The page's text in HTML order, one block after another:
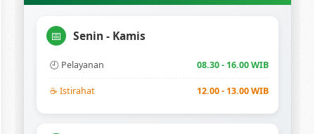
📅 Senin - Kamis
🕘 Pelayanan 08.30 - 16.00 WIB
☕ Istirahat 12.00 - 13.00 WIB